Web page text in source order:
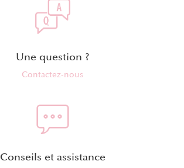
Une question ?
Contactez-nous
Conseils et assistance